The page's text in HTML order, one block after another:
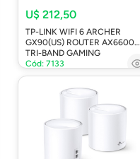
U$ 212,50
TP-LINK WIFI 6 ARCHER
GX90(US) ROUTER AX6600
TRI-BAND GAMING
Cód: 7133